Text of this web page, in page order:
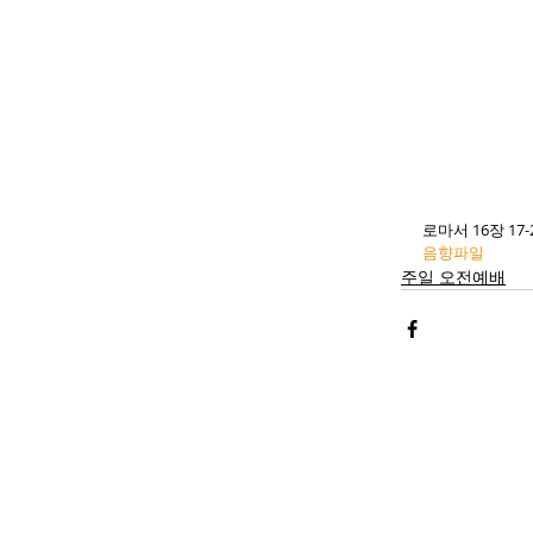
로마서 16장
음향파일
주일 오전예배